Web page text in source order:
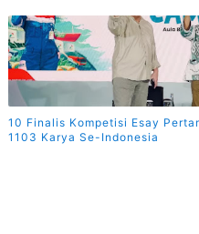
10 Finalis Kompetisi Esay
1103 Karya Se-Indonesia